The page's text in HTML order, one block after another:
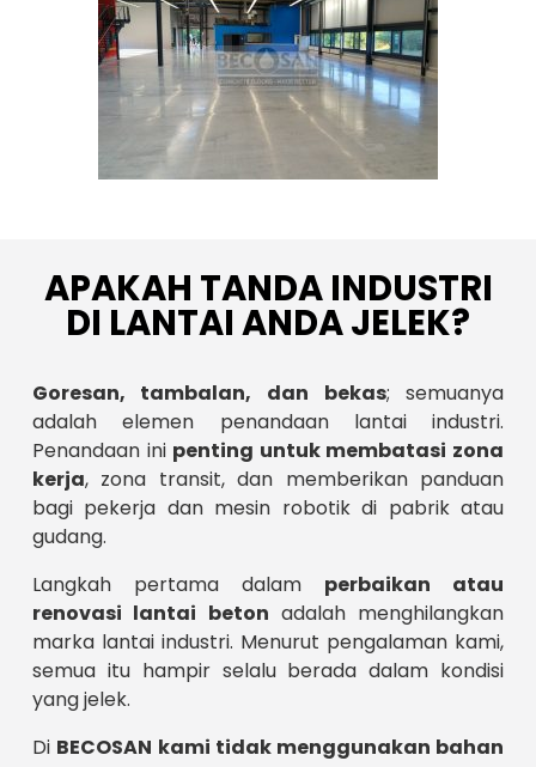
APAKAH TANDA INDUSTRI
DI LANTAI ANDA JELEK?
Goresan, tambalan, dan bekas; semuanya
adalah elemen penandaan lantai industri.
Penandaan ini penting untuk membatasi zona
kerja, zona transit, dan memberikan panduan
bagi pekerja dan mesin robotik di pabrik atau
gudang.
Langkah pertama dalam perbaikan atau
renovasi lantai beton adalah menghilangkan
marka lantai industri. Menurut pengalaman kami,
semua itu hampir selalu berada dalam kondisi
yang jelek.
Di BECOSAN kami tidak menggunakan bahan